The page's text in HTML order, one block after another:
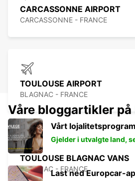
CARCASSONNE AIRPORT
CARCASSONNE - FRANCE
TOULOUSE AIRPORT
BLAGNAC - FRANCE
TOULOUSE BLAGNAC VANS
BLAGNAC - FRANCE
Våre bloggartikler på
Vårt
Gjelder i utvalgte land,
Last ned Europcar-